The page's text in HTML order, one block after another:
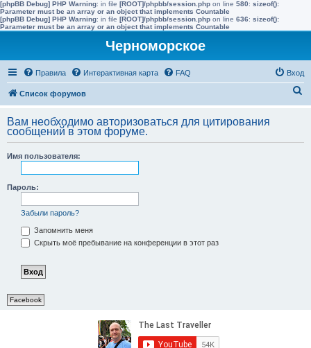
[phpBB Debug] PHP Warning: in file [ROOT]/phpbb/session.php on line 580: sizeof():
Parameter must be an array or an object that implements Countable
[phpBB Debug] PHP Warning: in file [ROOT]/phpbb/session.php on line 636: sizeof():
Parameter must be an array or an object that implements Countable
Черноморское
Правила Интерактивная карта FAQ Вход
Список форумов
с
Вам необходимо авторизоваться для цитирования
сообщений в этом форуме.
Имя пользователя:
Пароль:
Забыли пароль?
Запомнить меня
Скрыть моё пребывание на конференции в этот раз
Facebook